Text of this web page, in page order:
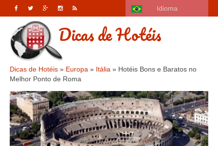
Idioma
Dicas de Hotéis
Dicas de Hotéis » Europa » Itália » Hotéis Bons e Baratos no
Melhor Ponto de Roma